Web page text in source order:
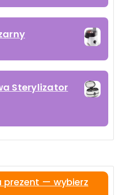
Sterylizator
prezent — wybierz